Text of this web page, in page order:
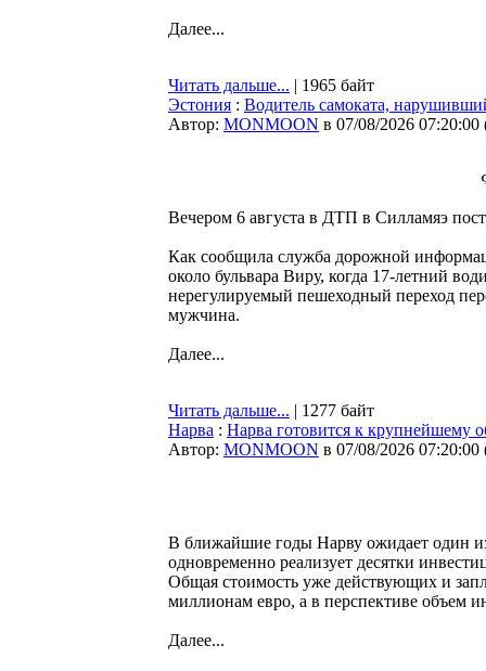
Далее...
Читать дальше... | 1965 байт
Эстония : Водитель самоката,
Автор: MONMOON в 07/08/2026 07:20:00
Вечером 6 августа в ДТП в Силламяэ
Как сообщила служба дорожной
около бульвара Виру, когда 17-летний
нерегулируемый пешеходный переход
мужчина.
Далее...
Читать дальше... | 1277 байт
Нарва : Нарва готовится к крупнейшему
Автор: MONMOON в 07/08/2026 07:20:00
В ближайшие годы Нарву ожидает один
одновременно реализует десятки
Общая стоимость уже действующих и
миллионам евро, а в перспективе объем
Далее...